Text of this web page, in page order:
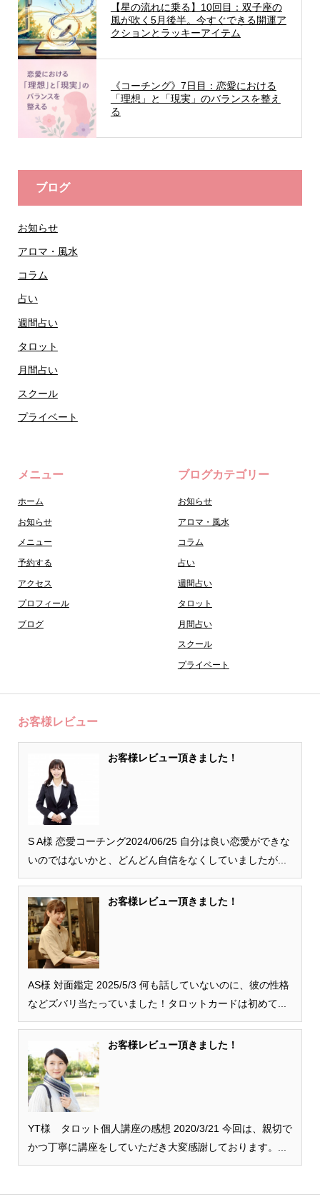
【星の流れに乗る】10回目：双子座の
風が吹く5月後半。今すぐできる開運ア
クションとラッキーアイテム
《コーチング》7日目：恋愛における
「理想」と「現実」のバランスを整え
る
ブログ
お知らせ
アロマ・風水
コラム
占い
週間占い
タロット
月間占い
スクール
プライベート
メニュー
ホーム
お知らせ
メニュー
予約する
アクセス
プロフィール
ブログ
ブログカテゴリー
お知らせ
アロマ・風水
コラム
占い
週間占い
タロット
月間占い
スクール
プライベート
お客様レビュー
お客様レビュー頂きました！
S A様 恋愛コーチング2024/06/25 自分は良い恋愛ができな
いのではないかと、どんどん自信をなくしていましたが...
お客様レビュー頂きました！
AS様 対面鑑定 2025/5/3 何も話していないのに、彼の性格
などズバリ当たっていました！タロットカードは初めて...
お客様レビュー頂きました！
YT様 タロット個人講座の感想 2020/3/21 今回は、親切で
かつ丁寧に講座をしていただき大変感謝しております。...